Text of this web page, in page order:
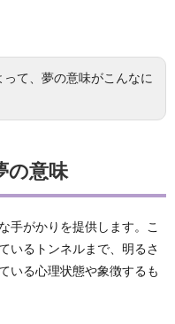
って、夢の意味がこんなに
の意味
手がかりを提供します。こ
いるトンネルまで、明るさ
いる心理状態や象徴するも